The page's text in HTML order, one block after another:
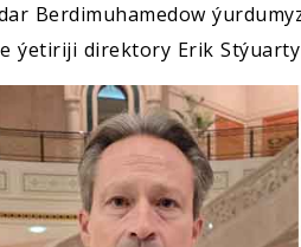
Berdimuhamedow
ýetiriji direktory Erik